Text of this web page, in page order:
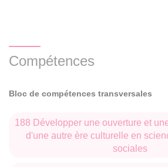
Compétences
Bloc de compétences transversales
188 Développer une ouverture et
d'une autre ère culturelle en
sociales